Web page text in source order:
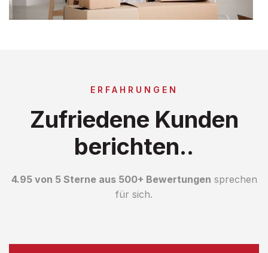
ERFAHRUNGEN
Zufriedene Kunden
berichten..
4.95 von 5 Sterne aus 500+ Bewertungen sprechen
für sich.